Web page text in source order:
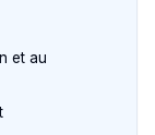
et au